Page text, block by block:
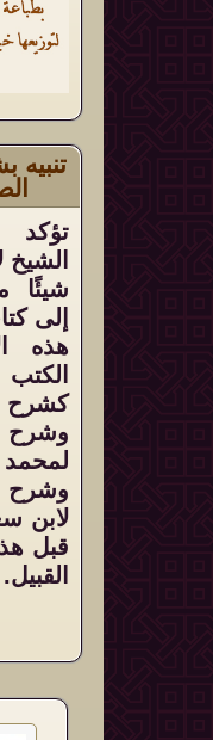
تؤكد
الشيخ
شيئًا
إلى
هذه
كشرح
وشرح
وشرح
لابن
قبل
القبيل.